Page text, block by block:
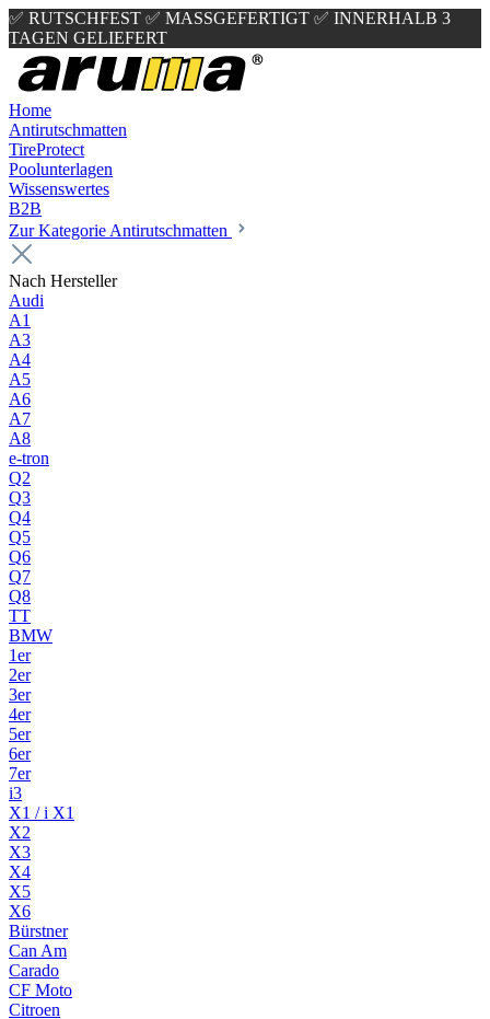
✅ RUTSCHFEST ✅ MASSGEFERTIGT ✅ INNERHALB 3
TAGEN GELIEFERT
Home
Antirutschmatten
TireProtect
Poolunterlagen
Wissenswertes
B2B
Zur Kategorie Antirutschmatten
Nach Hersteller
Audi
A1
A3
A4
A5
A6
A7
A8
e-tron
Q2
Q3
Q4
Q5
Q6
Q7
Q8
TT
BMW
1er
2er
3er
4er
5er
6er
7er
i3
X1 / i X1
X2
X3
X4
X5
X6
Bürstner
Can Am
Carado
CF Moto
Citroen